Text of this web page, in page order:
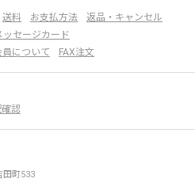
送料 お支払方法
返品・キャンセル
ッセージカード
員について FAX注文
認
田町533